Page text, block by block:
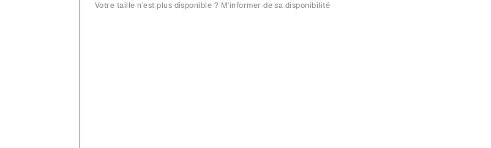
Votre taille n'est plus disponible ? M’informer de sa disponibilité